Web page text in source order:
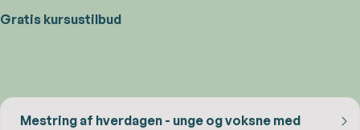
Gratis kursustilbud
Mestring af hverdagen - unge og voksne med